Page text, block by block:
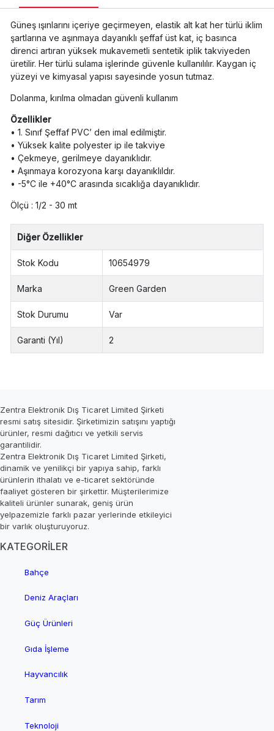
Güneş ışınlarını içeriye geçirmeyen, elastik alt kat her türlü iklim
şartlarına ve aşınmaya dayanıklı şeffaf üst kat, iç basınca
direnci artıran yüksek mukavemetli sentetik iplik takviyeden
üretilir. Her türlü sulama işlerinde güvenle kullanılılır. Kaygan iç
yüzeyi ve kimyasal yapısı sayesinde yosun tutmaz.
Dolanma, kırılma olmadan güvenli kullanım
Özellikler
• 1. Sınıf Şeffaf PVC’ den imal edilmiştir.
• Yüksek kalite polyester ip ile takviye
• Çekmeye, gerilmeye dayanıklıdır.
• Aşınmaya korozyona karşı dayanıklıldır.
• -5°C ile +40°C arasında sıcaklığa dayanıklıdır.
Ölçü : 1/2 - 30 mt
Diğer Özellikler
Stok Kodu 10654979
Marka Green Garden
Stok Durumu Var
Garanti (Yıl) 2
Zentra Elektronik Dış Ticaret Limited Şirketi
resmi satış sitesidir. Şirketimizin satışını yaptığı
ürünler, resmi dağıtıcı ve yetkili servis
garantilidir.
Zentra Elektronik Dış Ticaret Limited Şirketi,
dinamik ve yenilikçi bir yapıya sahip, farklı
ürünlerin ithalatı ve e-ticaret sektöründe
faaliyet gösteren bir şirkettir. Müşterilerimize
kaliteli ürünler sunarak, geniş ürün
yelpazemizle farklı pazar yerlerinde etkileyici
bir varlık oluşturuyoruz.
KATEGORİLER
Bahçe
Deniz Araçları
Güç Ürünleri
Gıda İşleme
Hayvancılık
Tarım
Teknoloji